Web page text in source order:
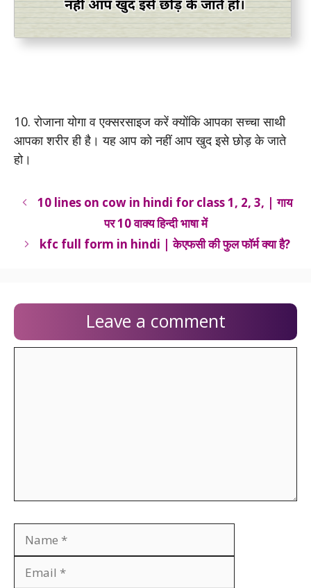
10. रोजाना योगा व एक्सरसाइज करें क्योंकि आपका सच्चा साथी
आपका शरीर ही है। यह आप को नहीं आप खुद इसे छोड़ के जाते
हो।
10 lines on cow in hindi for class 1, 2, 3, | गाय
पर 10 वाक्य हिन्दी भाषा में
kfc full form in hindi | केएफसी की फुल फॉर्म क्या है?
Leave a comment